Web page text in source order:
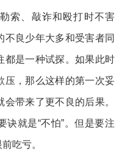
索、敲诈和殴打时不害
不良少年大多和受害者同
都是一种试探。如果此时
压，那么这样的第一次妥
带来了更不良的后果。
诀就是“不怕”。但是要注
吃亏。